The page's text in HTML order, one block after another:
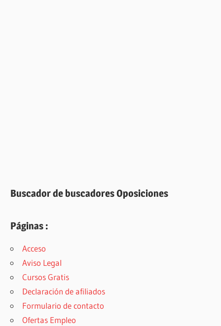
Buscador de buscadores Oposiciones
Páginas :
Acceso
Aviso Legal
Cursos Gratis
Declaración de afiliados
Formulario de contacto
Ofertas Empleo